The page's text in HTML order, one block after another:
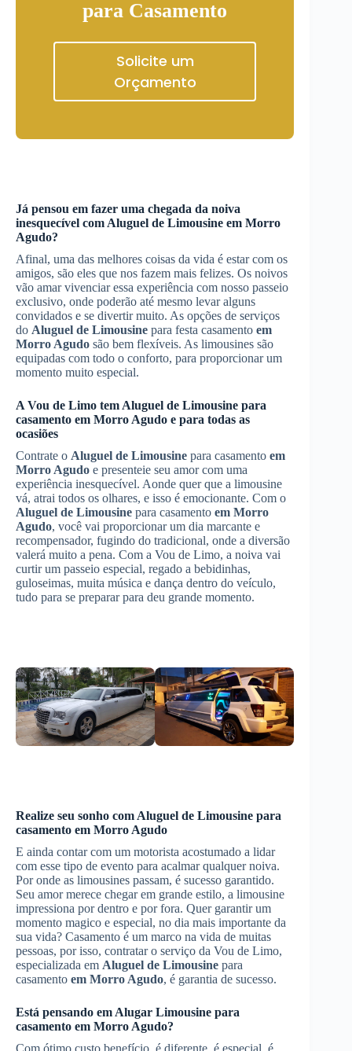
para Casamento
Solicite um
Orçamento
Já pensou em fazer uma chegada da noiva
inesquecível com Aluguel de Limousine em Morro
Agudo?
Afinal, uma das melhores coisas da vida é estar com os
amigos, são eles que nos fazem mais felizes. Os noivos
vão amar vivenciar essa experiência com nosso passeio
exclusivo, onde poderão até mesmo levar alguns
convidados e se divertir muito. As opções de serviços
do Aluguel de Limousine para festa casamento em
Morro Agudo são bem flexíveis. As limousines são
equipadas com todo o conforto, para proporcionar um
momento muito especial.
A Vou de Limo tem Aluguel de Limousine para
casamento em Morro Agudo e para todas as
ocasiões
Contrate o Aluguel de Limousine para casamento em
Morro Agudo e presenteie seu amor com uma
experiência inesquecível. Aonde quer que a limousine
vá, atrai todos os olhares, e isso é emocionante. Com o
Aluguel de Limousine para casamento em Morro
Agudo, você vai proporcionar um dia marcante e
recompensador, fugindo do tradicional, onde a diversão
valerá muito a pena. Com a Vou de Limo, a noiva vai
curtir um passeio especial, regado a bebidinhas,
guloseimas, muita música e dança dentro do veículo,
tudo para se preparar para deu grande momento.
Realize seu sonho com Aluguel de Limousine para
casamento em Morro Agudo
E ainda contar com um motorista acostumado a lidar
com esse tipo de evento para acalmar qualquer noiva.
Por onde as limousines passam, é sucesso garantido.
Seu amor merece chegar em grande estilo, a limousine
impressiona por dentro e por fora. Quer garantir um
momento magico e especial, no dia mais importante da
sua vida? Casamento é um marco na vida de muitas
pessoas, por isso, contratar o serviço da Vou de Limo,
especializada em Aluguel de Limousine para
casamento em Morro Agudo, é garantia de sucesso.
Está pensando em Alugar Limousine para
casamento em Morro Agudo?
Com ótimo custo benefício, é diferente, é especial, é